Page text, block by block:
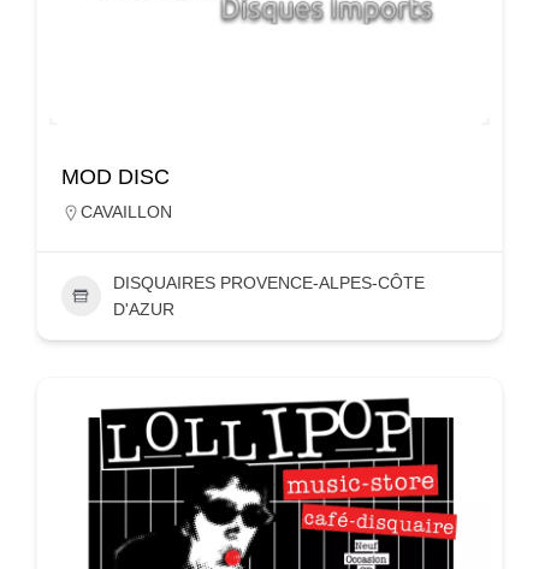
MOD DISC
CAVAILLON
DISQUAIRES PROVENCE-ALPES-CÔTE
D'AZUR